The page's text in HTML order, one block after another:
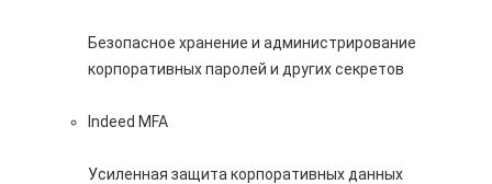
Безопасное хранение и администрирование
корпоративных паролей и других секретов
Indeed MFA
Усиленная защита корпоративных данных